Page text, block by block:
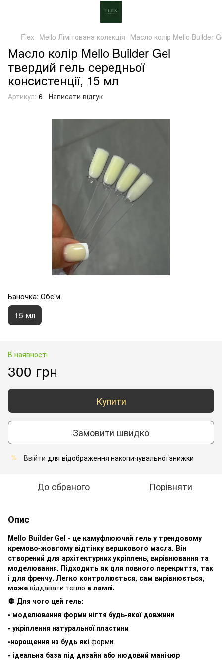
Flex Mello Лімітована колекція Масло колір Mello Builder
Масло колір Mello Builder Gel
твердий гель середньої
консистенції, 15 мл
Артикул: 6 Написати відгук
Баночка: Обє'м
15 мл
В наявності
300 грн
Купити
Замовити швидко
% Ввійти для відображення накопичувальної знижки
До обраного Порівняти
Опис
Mello Builder Gel - це камуфлюючий гель у трендовому
кремово-жовтому відтінку вершкового масла. Він
створений для архітектурних укріплень, вирівнювання та
моделювання. Підходить як для повного перекриття, так
і для френчу. Легко контролюється, сам вирівнюється,
може віддавати тепло в лампі.
🔘 Для чого цей гель:
• моделювання форми нігтя будь-якої довжини
• укріплення натуральної пластини
•нарощення на будь які форми
• ідеальна база під дизайн або нюдовий манікюр